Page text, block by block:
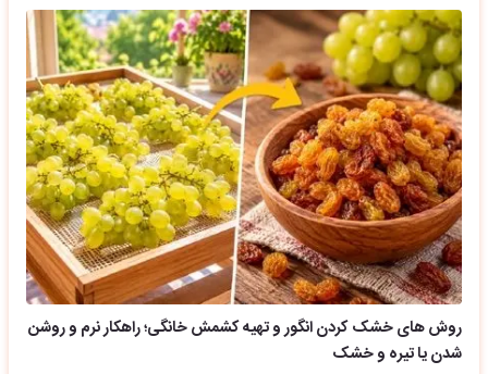
روش های خشک کردن انگور و تهیه کشمش خانگی؛ راهکار نرم و روشن
شدن یا تیره و خشک